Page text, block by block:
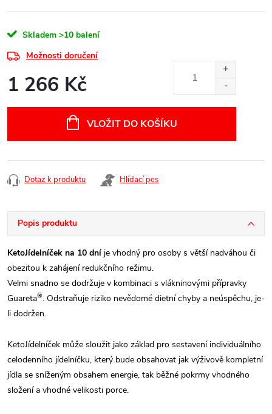
Skladem >10 balení
Možnosti doručení
1 266 Kč
VLOŽIT DO KOŠÍKU
Dotaz k produktu Hlídací pes
Popis produktu
KetoJídelníček na 10 dníje vhodný pro osoby s větší nadváhou či
obezitou k zahájení redukčního režimu.
Velmi snadno se dodržuje v kombinaci s vlákninovými přípravky
Guareta®. Odstraňuje riziko nevědomé dietní chyby a neúspěchu, je-
li dodržen.
KetoJídelníček může sloužit jako základ pro sestavení individuálního
celodenního jídelníčku, který bude obsahovat jak výživově kompletní
jídla se sníženým obsahem energie, tak běžné pokrmy vhodného
složení a vhodné velikosti porce.